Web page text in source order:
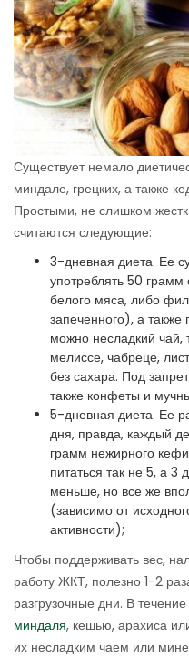
Существует немало
миндале, грецких, а также
Простыми, не слишком
считаются следующие:
3-дневная диета. Ее
употреблять 50 грамм
белого мяса, либо
запеченного), а
можно несладкий
мелиссе, чабреце,
без сахара. Под
также конфеты и
5-дневная диета. Ее
дня, правда, каждый
грамм нежирного
питаться так не 5, а
меньше, но все же
(зависимо от
активности);
Чтобы поддерживать вес,
работу ЖКТ, полезно 1-2
разгрузочные дни. В
миндаля, кешью, арахиса
их несладким чаем или